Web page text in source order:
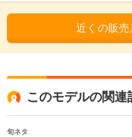
近くの販
このモデルの関連
旬ネタ